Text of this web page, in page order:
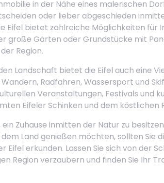
in der Nähe eines malerischen
oder lieber abgeschieden
Eifel bietet zahlreiche Möglichkeiten für
große Gärten oder Grundstücke mit
Region.
Landschaft bietet die Eifel auch eine
Radfahren, Wassersport und
Veranstaltungen, Festivals und
Eifeler Schinken und dem köstlichen
Zuhause inmitten der Natur zu
Land genießen möchten, sollten Sie
Eifel erkunden. Lassen Sie sich von der
Region verzaubern und finden Sie Ihr